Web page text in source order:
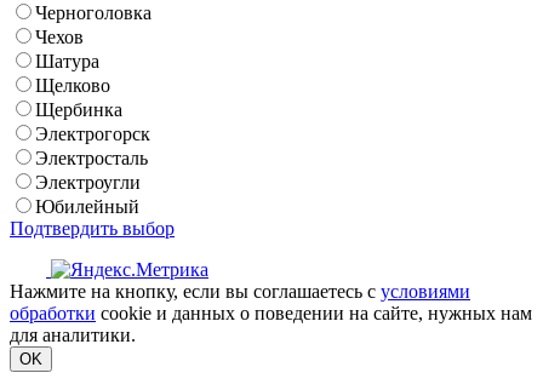
Черноголовка
Чехов
Шатура
Щелково
Щербинка
Электрогорск
Электросталь
Электроугли
Юбилейный
Подтвердить выбор
Нажмите на кнопку, если вы соглашаетесь с условиями
обработки cookie и данных о поведении на сайте, нужных нам
для аналитики.
OK